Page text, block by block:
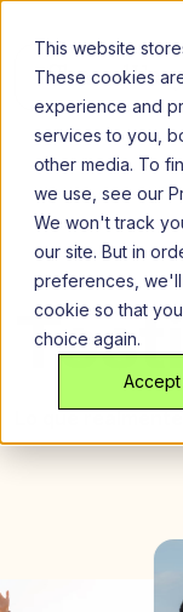
This website
These cookies
experience and
services to you,
other media. To
we use, see our
We won't track
our site. But in
preferences,
cookie so that
choice again.
Accept
Saltar
contenido
5000+
Confianza de los
felices